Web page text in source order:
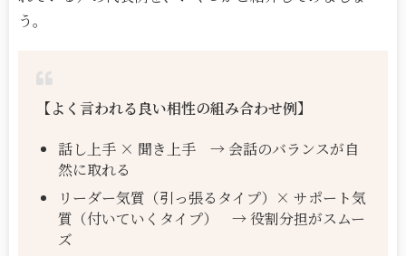
う。
【よく言われる良い相性の組み合わせ例】
話し上手 × 聞き上手 → 会話のバランスが自
然に取れる
リーダー気質（引っ張るタイプ）× サポート気
質（付いていくタイプ） → 役割分担がスムー
ズ